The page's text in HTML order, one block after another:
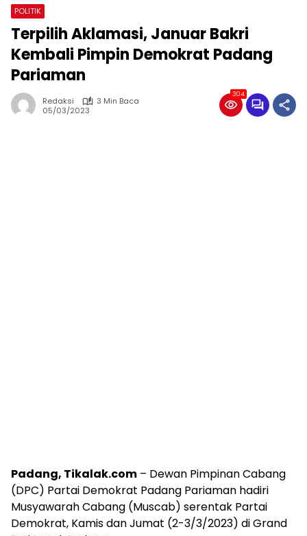
POLITIK
Terpilih Aklamasi, Januar Bakri
Kembali Pimpin Demokrat Padang
Pariaman
Redaksi
3 Min Baca
05/03/2023
304
Padang, Tikalak.com – Dewan Pimpinan Cabang
(DPC) Partai Demokrat Padang Pariaman hadiri
Musyawarah Cabang (Muscab) serentak Partai
Demokrat, Kamis dan Jumat (2-3/3/2023) di Grand